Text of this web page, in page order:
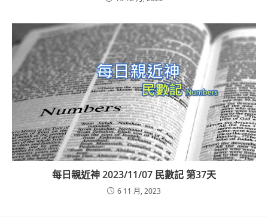
每日親近神 2023/11/07 民數記 第37天
6 11 月, 2023